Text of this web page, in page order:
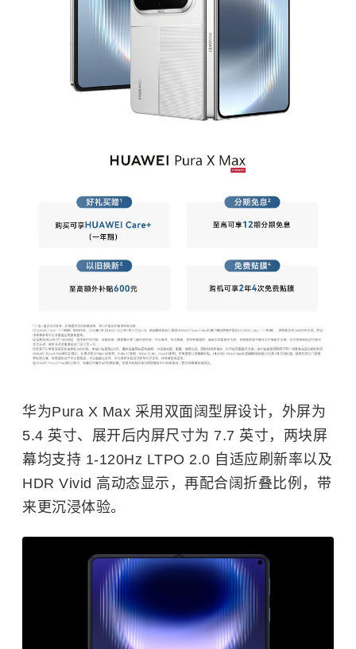
华为Pura X Max 采用双面阔型屏设计，外屏为
5.4 英寸、展开后内屏尺寸为 7.7 英寸，两块屏
幕均支持 1-120Hz LTPO 2.0 自适应刷新率以及
HDR Vivid 高动态显示，再配合阔折叠比例，带
来更沉浸体验。